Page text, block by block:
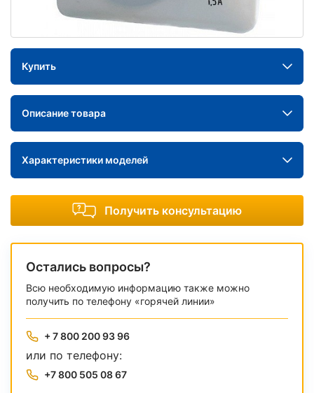
Купить
Описание товара
Характеристики моделей
Получить консультацию
Остались вопросы?
Всю необходимую информацию также можно
получить по телефону «горячей линии»
+ 7 800 200 93 96
или по телефону:
+7 800 505 08 67